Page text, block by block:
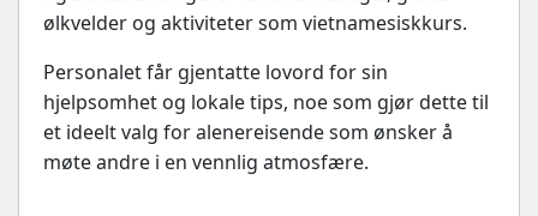
ølkvelder og aktiviteter som vietnamesiskkurs.
Personalet får gjentatte lovord for sin
hjelpsomhet og lokale tips, noe som gjør dette til
et ideelt valg for alenereisende som ønsker å
møte andre i en vennlig atmosfære.